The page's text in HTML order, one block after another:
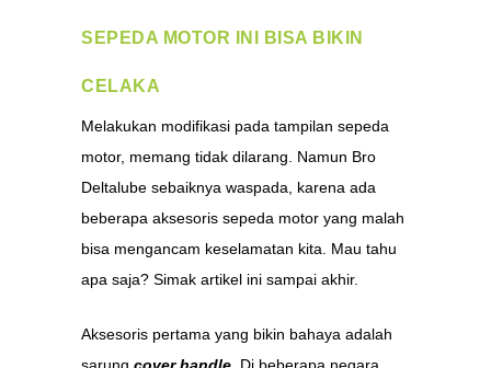
SEPEDA MOTOR INI BISA BIKIN
CELAKA
Melakukan modifikasi pada tampilan sepeda
motor, memang tidak dilarang. Namun Bro
Deltalube sebaiknya waspada, karena ada
beberapa aksesoris sepeda motor yang malah
bisa mengancam keselamatan kita. Mau tahu
apa saja? Simak artikel ini sampai akhir.
Aksesoris pertama yang bikin bahaya adalah